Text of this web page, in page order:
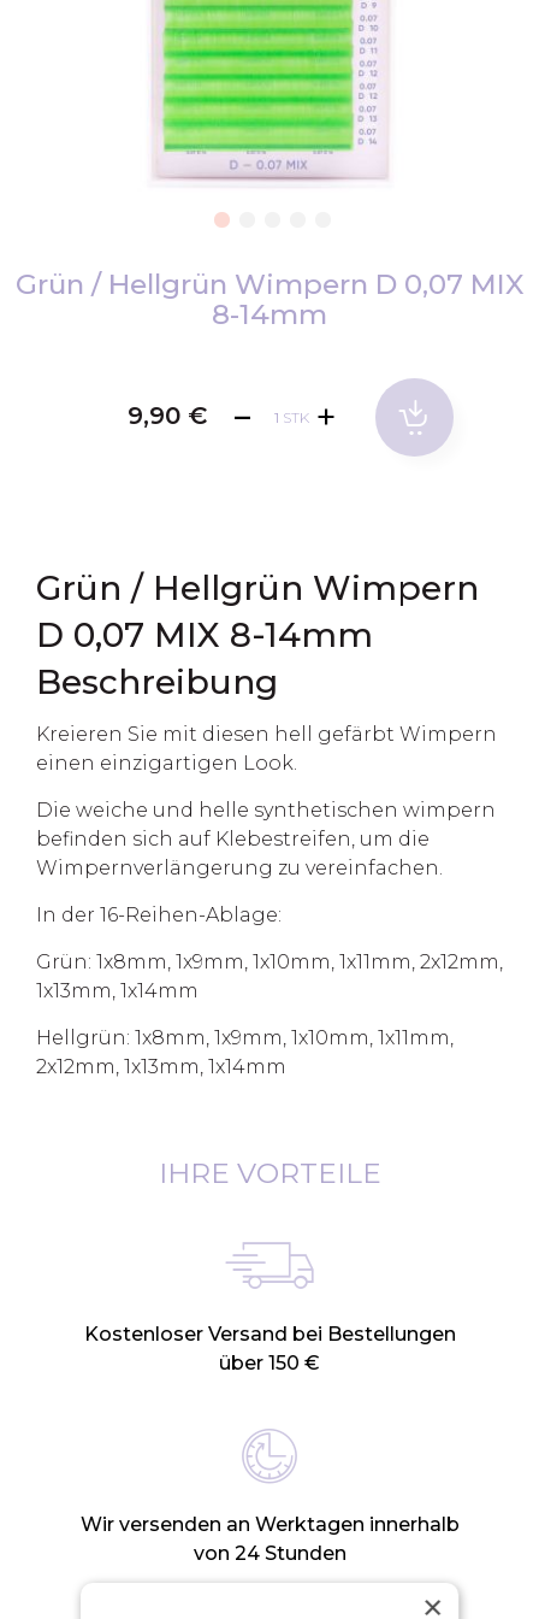
Anfang
Grün / Hellgrün Wimpern D 0,07 MIX
8-14mm
9,90 € STK
Grün / Hellgrün Wimpern
D 0,07 MIX 8-14mm
Beschreibung
Kreieren Sie mit diesen hell gefärbt Wimpern
einen einzigartigen Look.
Die weiche und helle synthetischen wimpern
befinden sich auf Klebestreifen, um die
Wimpernverlängerung zu vereinfachen.
In der 16-Reihen-Ablage:
Grün: 1x8mm, 1x9mm, 1x10mm, 1x11mm, 2x12mm,
1x13mm, 1x14mm
Hellgrün: 1x8mm, 1x9mm, 1x10mm, 1x11mm,
2x12mm, 1x13mm, 1x14mm
IHRE VORTEILE
Kostenloser Versand bei Bestellungen
über 150 €
Wir versenden an Werktagen innerhalb
von 24 Stunden
×